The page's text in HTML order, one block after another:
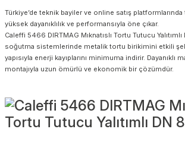
Türkiye’de teknik bayiler ve online satış
yüksek dayanıklılık ve performansıyla öne çıkar.
Caleffi 5466 DIRTMAG Mıknatıslı Tortu Tutucu Yalıtımlı
soğutma sistemlerinde metalik tortu birikimini etkili
yapısıyla enerji kayıplarını minimuma indirir. Dayanıklı
montajıyla uzun ömürlü ve ekonomik bir çözümdür.